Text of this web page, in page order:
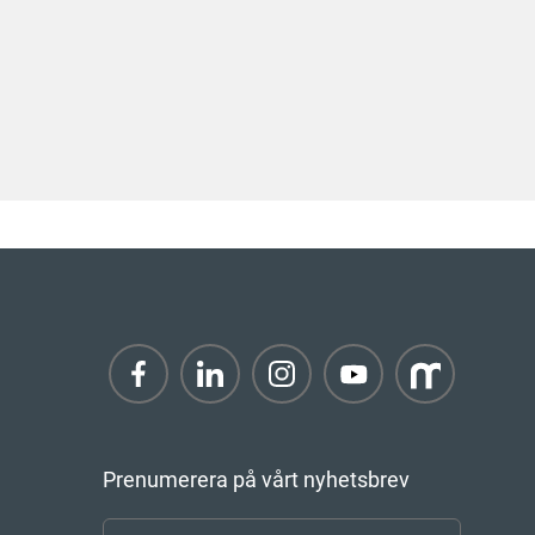
Prenumerera på vårt nyhetsbrev